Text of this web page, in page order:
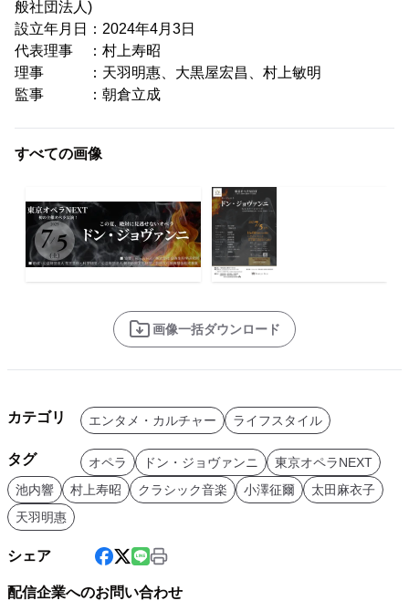
般社団法人)
設立年月日：2024年4月3日
代表理事 ：村上寿昭
理事 ：天羽明惠、大黒屋宏昌、村上敏明
監事 ：朝倉立成
すべての画像
画像一括ダウンロード
カテゴリ エンタメ・カルチャー ライフスタイル
タグ オペラ ドン・ジョヴァンニ
東京オペラNEXT
池内響
村上寿昭 クラシック音楽 小澤征爾
太田麻衣子
天羽明惠
シェア
配信企業へのお問い合わせ